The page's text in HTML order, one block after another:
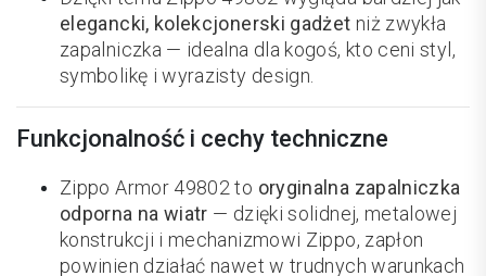
elegancki, kolekcjonerski gadżet niż zwykła
zapalniczka — idealna dla kogoś, kto ceni styl,
symbolikę i wyrazisty design.
Funkcjonalność i cechy techniczne
Zippo Armor 49802 to oryginalna zapalniczka
odporna na wiatr — dzięki solidnej, metalowej
konstrukcji i mechanizmowi Zippo, zapłon
powinien działać nawet w trudnych warunkach